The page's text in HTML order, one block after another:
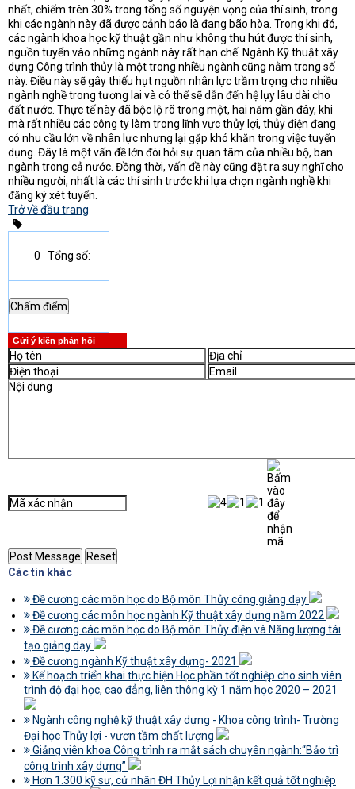
nhất, chiếm trên 30% trong tổng số nguyện vọng của thí sinh, trong
khi các ngành này đã được cảnh báo là đang bão hòa. Trong khi đó,
các ngành khoa học kỹ thuật gần như không thu hút được thí sinh,
nguồn tuyển vào những ngành này rất hạn chế. Ngành Kỹ thuật xây
dựng Công trình thủy là một trong nhiều ngành cũng nằm trong số
này. Điều này sẽ gây thiếu hụt nguồn nhân lực trầm trọng cho nhiều
ngành nghề trong tương lai và có thể sẽ dẫn đến hệ lụy lâu dài cho
đất nước. Thực tế này đã bộc lộ rõ trong một, hai năm gần đây, khi
mà rất nhiều các công ty làm trong lĩnh vực thủy lợi, thủy điện đang
có nhu cầu lớn về nhân lực nhưng lại gặp khó khăn trong việc tuyển
dụng. Đây là một vấn đề lớn đòi hỏi sự quan tâm của nhiều bộ, ban
ngành trong cả nước. Đồng thời, vấn đề này cũng đặt ra suy nghĩ cho
nhiều người, nhất là các thí sinh trước khi lựa chọn ngành nghề khi
đăng ký xét tuyển.
Trở về đầu trang
0 Tổng số:
Gửi ý kiến phản hồi
Các tin khác
Đề cương các môn học do Bộ môn Thủy công giảng dạy
Đề cương các môn học ngành Kỹ thuật xây dựng năm 2022
Đề cương các môn học do Bộ môn Thủy điện và Năng lượng tái
tạo giảng dạy
Đề cương ngành Kỹ thuật xây dựng- 2021
Kế hoạch triển khai thực hiện Học phần tốt nghiệp cho sinh viên
trình độ đại học, cao đẳng, liên thông kỳ 1 năm học 2020 – 2021
Ngành công nghệ kỹ thuật xây dựng - Khoa công trình- Trường
Đại học Thủy lợi - vươn tầm chất lượng
Giảng viên khoa Công trình ra mắt sách chuyên ngành:“Bảo trì
công trình xây dựng”
Hơn 1.300 kỹ sư, cử nhân ĐH Thủy Lợi nhận kết quả tốt nghiệp